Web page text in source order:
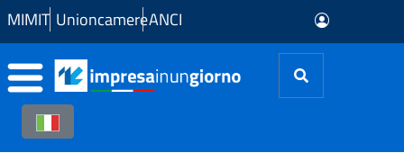
Skip to Main Content
MIMIT UnioncamereANCI